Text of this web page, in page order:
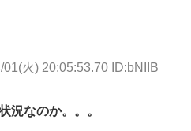
01(火) 20:05:53.70 ID:bNIIB
況なのか。。。